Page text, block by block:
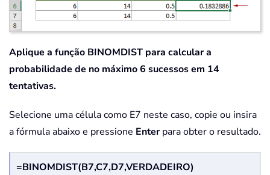
Aplique a função BINOMDIST para calcular a
probabilidade de no máximo 6 sucessos em 14
tentativas.
Selecione uma célula como E7 neste caso, copie ou insira
a fórmula abaixo e pressione Enterpara obter o resultado.
=BINOMDIST(B7,C7,D7,VERDADEIRO)